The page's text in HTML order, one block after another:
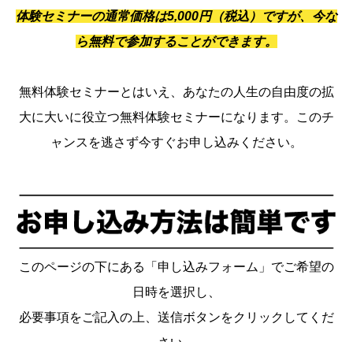
体験セミナーの通常価格は5,000円（税込）ですが、今な
ら無料で参加することができます。
無料体験セミナーとはいえ、あなたの人生の自由度の拡
大に大いに役立つ無料体験セミナーになります。このチ
ャンスを逃さず今すぐお申し込みください。
このページの下にある「申し込みフォーム」でご希望の
日時を選択し、
必要事項をご記入の上、送信ボタンをクリックしてくだ